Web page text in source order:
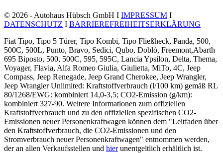
© 2026 - Autohaus Hübsch GmbH I IMPRESSUM I
DATENSCHUTZ I BARRIEREFREIHEITSERKLÄRUNG
Fiat Tipo, Tipo 5 Türer, Tipo Kombi, Tipo Fließheck, Panda, 500,
500C, 500L, Punto, Bravo, Sedici, Qubo, Doblò, Freemont,Abarth
695 Biposto, 500, 500C, 595, 595C, Lancia Ypsilon, Delta, Thema,
Voyager, Flavia, Alfa Romeo Giulia, Giulietta, MiTo, 4C, Jeep
Compass, Jeep Renegade, Jeep Grand Cherokee, Jeep Wrangler,
Jeep Wrangler Unlimited: Kraftstoffverbrauch (l/100 km) gemäß RL
80/1268/EWG: kombiniert 14,0-3,5; CO2-Emission (g/km):
kombiniert 327-90. Weitere Informationen zum offiziellen
Kraftstoffverbrauch und zu den offiziellen spezifischen CO2-
Emissionen neuer Personenkraftwagen können dem "Leitfaden über
den Kraftstoffverbrauch, die CO2-Emissionen und den
Stromverbrauch neuer Personenkraftwagen" entnommen werden,
der an allen Verkaufsstellen und hierunentgeltlich erhältlich ist.